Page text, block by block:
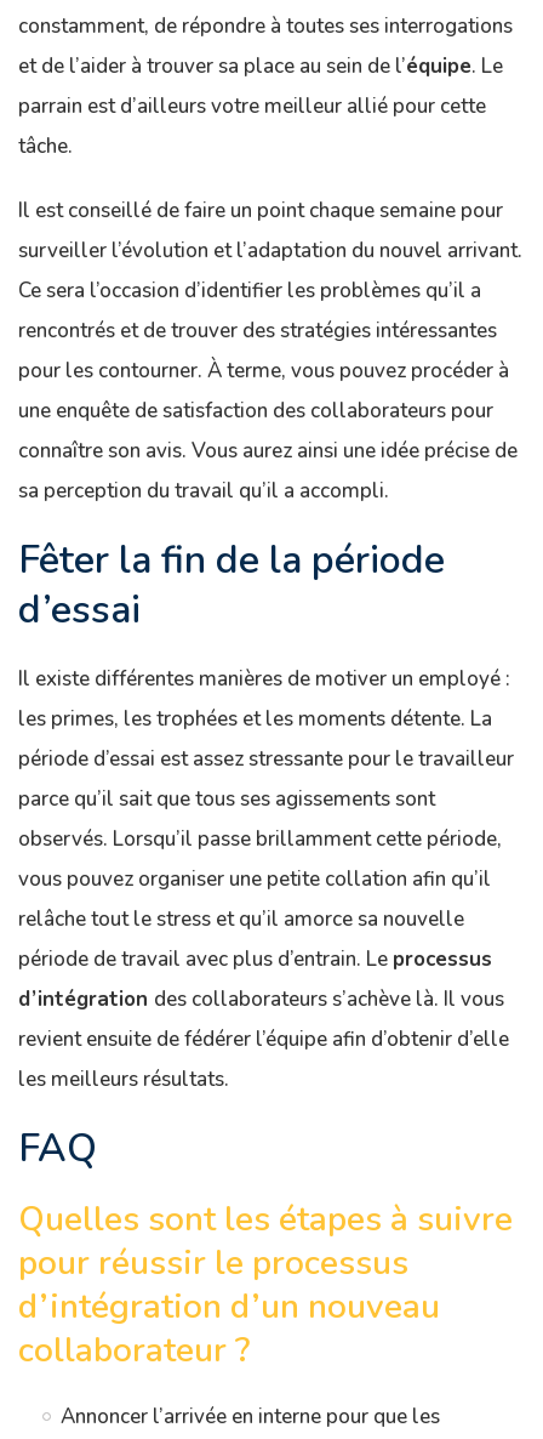
constamment, de répondre à toutes ses interrogations
et de l’aider à trouver sa place au sein de l’équipe. Le
parrain est d’ailleurs votre meilleur allié pour cette
tâche.
Il est conseillé de faire un point chaque semaine pour
surveiller l’évolution et l’adaptation du nouvel arrivant.
Ce sera l’occasion d’identifier les problèmes qu’il a
rencontrés et de trouver des stratégies intéressantes
pour les contourner. À terme, vous pouvez procéder à
une enquête de satisfaction des collaborateurs pour
connaître son avis. Vous aurez ainsi une idée précise de
sa perception du travail qu’il a accompli.
Fêter la fin de la période
d’essai
Il existe différentes manières de motiver un employé :
les primes, les trophées et les moments détente. La
période d’essai est assez stressante pour le travailleur
parce qu’il sait que tous ses agissements sont
observés. Lorsqu’il passe brillamment cette période,
vous pouvez organiser une petite collation afin qu’il
relâche tout le stress et qu’il amorce sa nouvelle
période de travail avec plus d’entrain. Le processus
d’intégration des collaborateurs s’achève là. Il vous
revient ensuite de fédérer l’équipe afin d’obtenir d’elle
les meilleurs résultats.
FAQ
Quelles sont les étapes à suivre
pour réussir le processus
d’intégration d’un nouveau
collaborateur ?
Annoncer l’arrivée en interne pour que les